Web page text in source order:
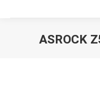
ASROCK